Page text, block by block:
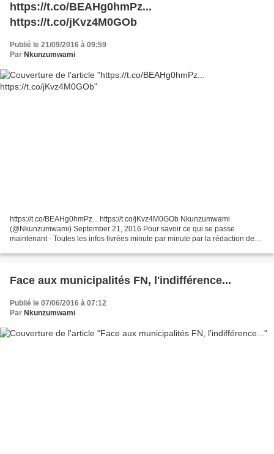
https://t.co/BEAHg0hmPz...
https://t.co/jKvz4M0GOb
Publié le 21/09/2016 à 09:59
Par Nkunzumwami
https://t.co/BEAHg0hmPz... https://t.co/jKvz4M0GOb Nkunzumwami
(@Nkunzumwami) September 21, 2016 Pour savoir ce qui se passe
maintenant - Toutes les infos livrées minute par minute par la rédaction de
Face aux municipalités FN, l'indifférence...
Publié le 07/06/2016 à 07:12
Par Nkunzumwami